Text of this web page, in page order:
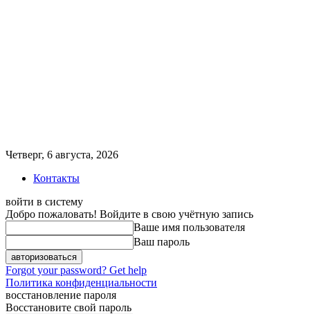
Четверг, 6 августа, 2026
Контакты
войти в систему
Добро пожаловать! Войдите в свою учётную запись
Ваше имя пользователя
Ваш пароль
Forgot your password? Get help
Политика конфиденциальности
восстановление пароля
Восстановите свой пароль